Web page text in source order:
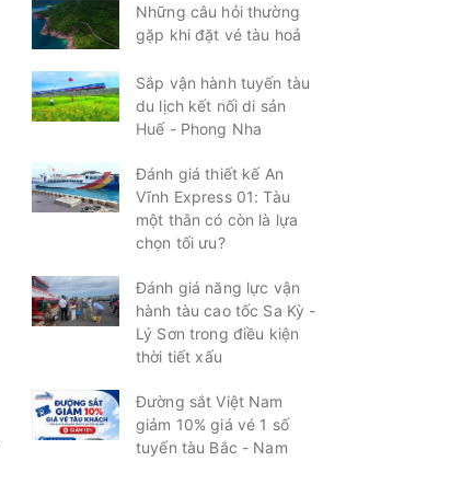
Những câu hỏi thường
gặp khi đặt vé tàu hoả
Sắp vận hành tuyến tàu
du lịch kết nối di sản
Huế - Phong Nha
Đánh giá thiết kế An
Vĩnh Express 01: Tàu
một thân có còn là lựa
chọn tối ưu?
Đánh giá năng lực vận
hành tàu cao tốc Sa Kỳ -
Lý Sơn trong điều kiện
thời tiết xấu
Đường sắt Việt Nam
giảm 10% giá vé 1 số
tuyến tàu Bắc - Nam